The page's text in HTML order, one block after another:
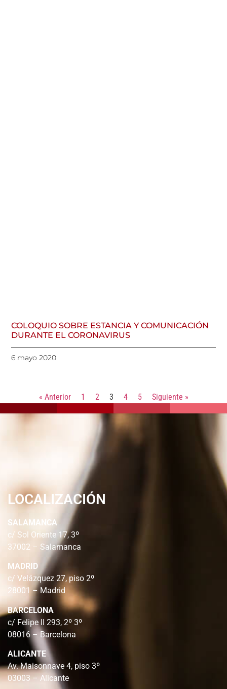
COLOQUIO SOBRE ESTANCIA Y COMUNICACIÓN
DURANTE EL CORONAVIRUS
6 mayo 2020
« Anterior 1 2 3 4 5 Siguiente »
LOCALIZACIÓN
SALAMANCA
c/ Sol Oriente 17, 3º
37002 – Salamanca
MADRID
c/ Velázquez 27, piso 2º
28001 – Madrid
BARCELONA
c/ Felipe II 293, 2º 3º
08016 – Barcelona
ALICANTE
Av. Maisonnave 4, piso 3º
03003 – Alicante